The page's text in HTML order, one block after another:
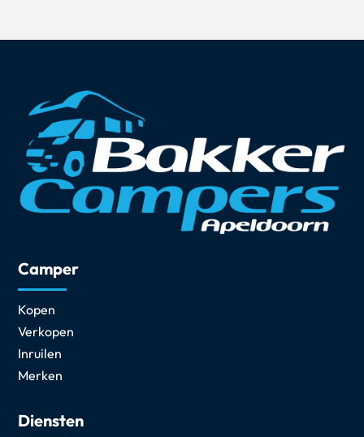
Camper
Kopen
Verkopen
Inruilen
Merken
Diensten